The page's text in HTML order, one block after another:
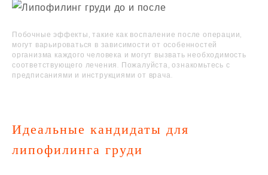
Побочные эффекты, такие как воспаление после операции,
могут варьироваться в зависимости от особенностей
организма каждого человека и могут вызвать необходимость
соответствующего лечения. Пожалуйста, ознакомьтесь с
предписаниями и инструкциями от врача.
Идеальные кандидаты для
липофилинга груди